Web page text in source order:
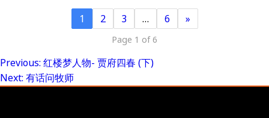
1 2 3 … 6 »
Page 1 of 6
Post
Previous: 红楼梦人物- 贾府四春 (下)
Next: 有话问牧师